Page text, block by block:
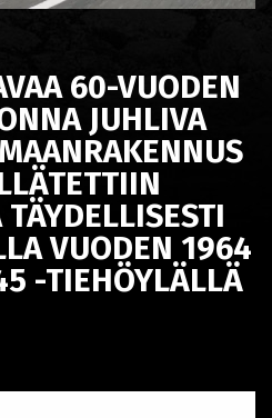
60-VUODEN
JUHLIVA
VUODEN 1964
-TIEHÖYLÄLLÄ